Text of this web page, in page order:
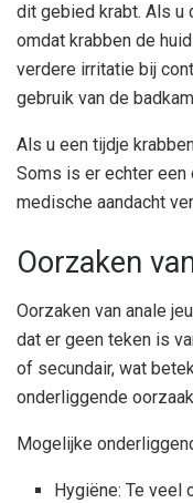
dit gebied krabt. Als u
omdat krabben de
verdere irritatie bij
gebruik van de
Als u een tijdje
Soms is er echter
medische aandacht
Oorzaken
Oorzaken van anale
dat er geen teken is
of secundair, wat
onderliggende
Mogelijke
Hygiëne: Te